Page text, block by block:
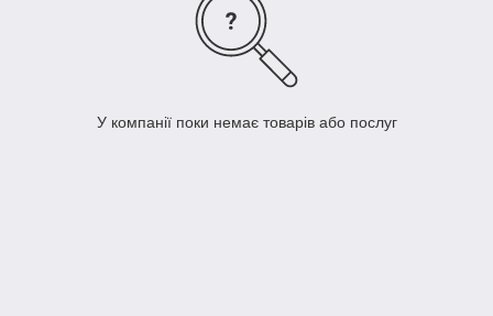
У компанії поки немає товарів або послуг